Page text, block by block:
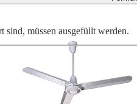
sind, müssen ausgefüllt werden.